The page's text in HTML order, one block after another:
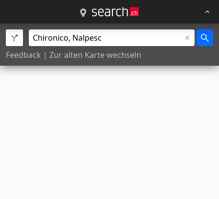
Feedback | Zur alten Karte wechseln